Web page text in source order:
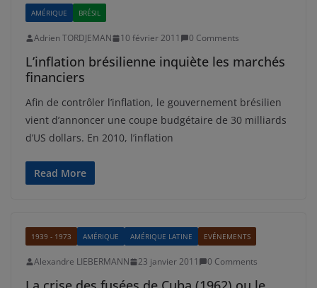
AMÉRIQUE BRÉSIL
Adrien TORDJEMAN 10 février 2011 0 Comments
L’inflation brésilienne inquiète les marchés
financiers
Afin de contrôler l’inflation, le gouvernement brésilien
vient d’annoncer une coupe budgétaire de 30 milliards
d’US dollars. En 2010, l’inflation
Read More
1939 - 1973 AMÉRIQUE AMÉRIQUE LATINE EVÉNEMENTS
Alexandre LIEBERMANN 23 janvier 2011 0 Comments